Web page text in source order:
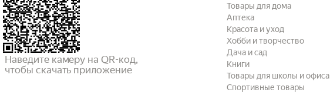
Наведите камеру на QR-код,
чтобы скачать приложение
Товары для дома
Аптека
Красота и уход
Хобби и творчество
Дача и сад
Книги
Товары для школы и офиса
Спортивные товары